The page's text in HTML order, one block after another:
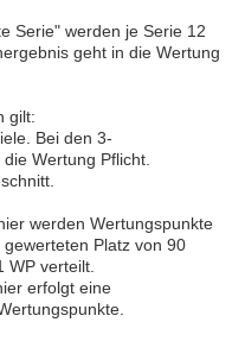
Serie" werden je Serie 12
geht in die Wertung
gilt:
Bei den 3-
Wertung Pflicht.
werden Wertungspunkte
Platz von 90
WP verteilt.
erfolgt eine